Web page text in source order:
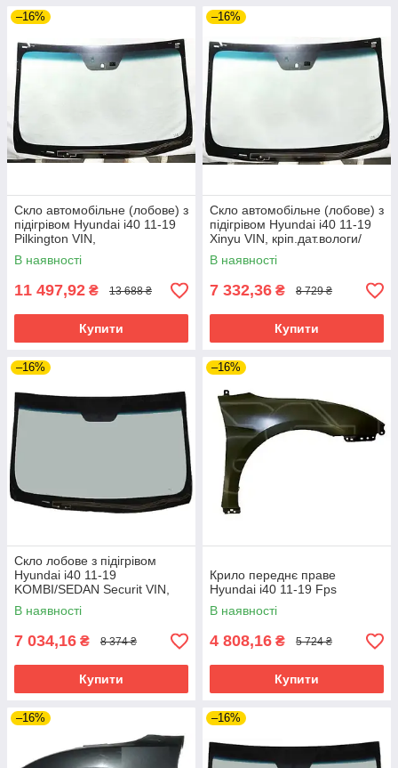
–16%
Скло автомобільне (лобове) з
підігрівом Hyundai i40 11-19
Pilkington VIN,
кріп.дат.вологи/запотівання,
кріп.дзерк.
В наявності
11 497,92 ₴ 13 688 ₴
Купити
–16%
Скло автомобільне (лобове) з
підігрівом Hyundai i40 11-19
Xinyu VIN, кріп.дат.вологи/
світла, кріп.дзерк.
В наявності
7 332,36 ₴ 8 729 ₴
Купити
–16%
Скло лобове з підігрівом
Hyundai i40 11-19
KOMBI/SEDAN Securit VIN,
кріп.дзерк.
В наявності
7 034,16 ₴ 8 374 ₴
Купити
–16%
Крило переднє праве
Hyundai i40 11-19 Fps
В наявності
4 808,16 ₴ 5 724 ₴
Купити
–16% –16%